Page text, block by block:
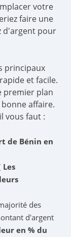
votre
faire une
d'argent pour
principaux
et facile.
premier plan
affaire.
vous faut :
de Bénin en
Les
des
d'argent
en % du